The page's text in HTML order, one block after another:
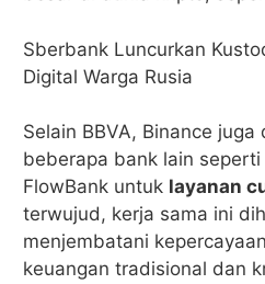
Sberbank Luncurkan
Digital Warga Rusia
Selain BBVA, Binance
beberapa bank lain seperti
FlowBank untuk layanan
terwujud, kerja sama ini
menjembatani
keuangan tradisional dan